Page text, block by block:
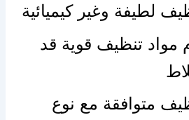
لطيفة وغير كيميائية
مواد تنظيف قوية قد
متوافقة مع نوع